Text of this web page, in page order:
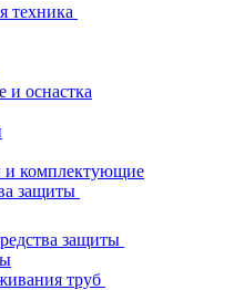
техника
оснастка
и комплектующие
защиты
защиты
труб